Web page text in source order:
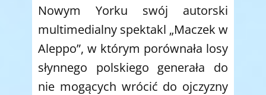
Nowym Yorku swój autorski
multimedialny spektakl „Maczek w
Aleppo”, w którym porównała losy
słynnego polskiego generała do
nie mogących wrócić do ojczyzny